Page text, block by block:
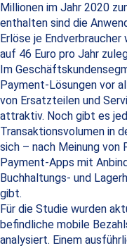
Millionen im Jahr 2020
enthalten sind die
Erlöse je
auf 46 Euro pro Jahr
Im
Payment-Lösungen vor
von Ersatzteilen und
attraktiv. Noch gibt es
Transaktionsvolumen in
sich – nach Meinung von
Payment-Apps mit
Buchhaltungs- und
gibt.
Für die Studie wurden
befindliche mobile
analysiert. Einem